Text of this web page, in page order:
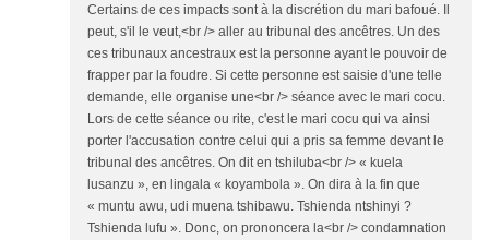
Certains de ces impacts sont à la discrétion du mari bafoué. Il
peut, s'il le veut,<br /> aller au tribunal des ancêtres. Un des
ces tribunaux ancestraux est la personne ayant le pouvoir de
frapper par la foudre. Si cette personne est saisie d'une telle
demande, elle organise une<br /> séance avec le mari cocu.
Lors de cette séance ou rite, c'est le mari cocu qui va ainsi
porter l'accusation contre celui qui a pris sa femme devant le
tribunal des ancêtres. On dit en tshiluba<br /> « kuela
lusanzu », en lingala « koyambola ». On dira à la fin que
« muntu awu, udi muena tshibawu. Tshienda ntshinyi ?
Tshienda lufu ». Donc, on prononcera la<br /> condamnation